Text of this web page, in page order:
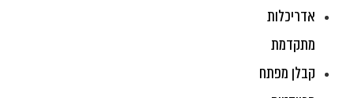
אדריכלות
מתקדמת
קבלן מפתח